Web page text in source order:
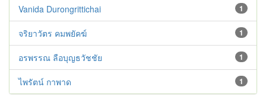
1
Vanida Durongrittichai
1
จริยาวัตร คมพยัคฆ์
1
อรพรรณ ลือบุญธวัชชัย
1
ไพรัตน์ กาพาด